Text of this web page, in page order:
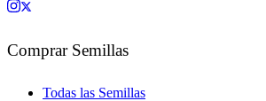
Comprar Semillas
Todas las Semillas